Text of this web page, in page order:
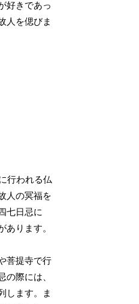
好きであっ
人を偲びま
行われる仏
人の冥福を
七日忌に
あります。
菩提寺で行
の際には、
します。ま